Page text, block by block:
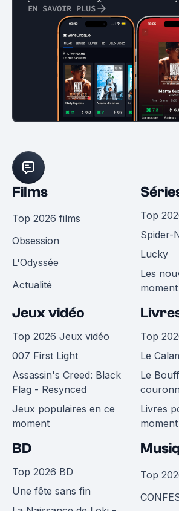
EN SAVOIR PLUS
Films
Top 2026 films
Obsession
L'Odyssée
Actualité
Top
Spider-
Lucky
Les
moment
Jeux vidéo
Top 2026 Jeux vidéo
007 First Light
Assassin's Creed: Black
Flag - Resynced
Jeux populaires en ce
moment
Top
Le
Le
Livres
moment
BD
Top 2026 BD
Une fête sans fin
Top